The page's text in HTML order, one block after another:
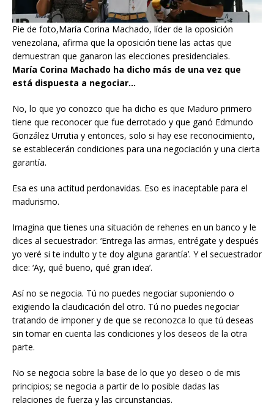
Pie de foto,María Corina Machado, líder de la oposición
venezolana, afirma que la oposición tiene las actas que
demuestran que ganaron las elecciones presidenciales.
María Corina Machado ha dicho más de una vez que
está dispuesta a negociar…
No, lo que yo conozco que ha dicho es que Maduro primero
tiene que reconocer que fue derrotado y que ganó Edmundo
González Urrutia y entonces, solo si hay ese reconocimiento,
se establecerán condiciones para una negociación y una cierta
garantía.
Esa es una actitud perdonavidas. Eso es inaceptable para el
madurismo.
Imagina que tienes una situación de rehenes en un banco y le
dices al secuestrador: ‘Entrega las armas, entrégate y después
yo veré si te indulto y te doy alguna garantía’. Y el secuestrador
dice: ‘Ay, qué bueno, qué gran idea’.
Así no se negocia. Tú no puedes negociar suponiendo o
exigiendo la claudicación del otro. Tú no puedes negociar
tratando de imponer y de que se reconozca lo que tú deseas
sin tomar en cuenta las condiciones y los deseos de la otra
parte.
No se negocia sobre la base de lo que yo deseo o de mis
principios; se negocia a partir de lo posible dadas las
relaciones de fuerza y las circunstancias.